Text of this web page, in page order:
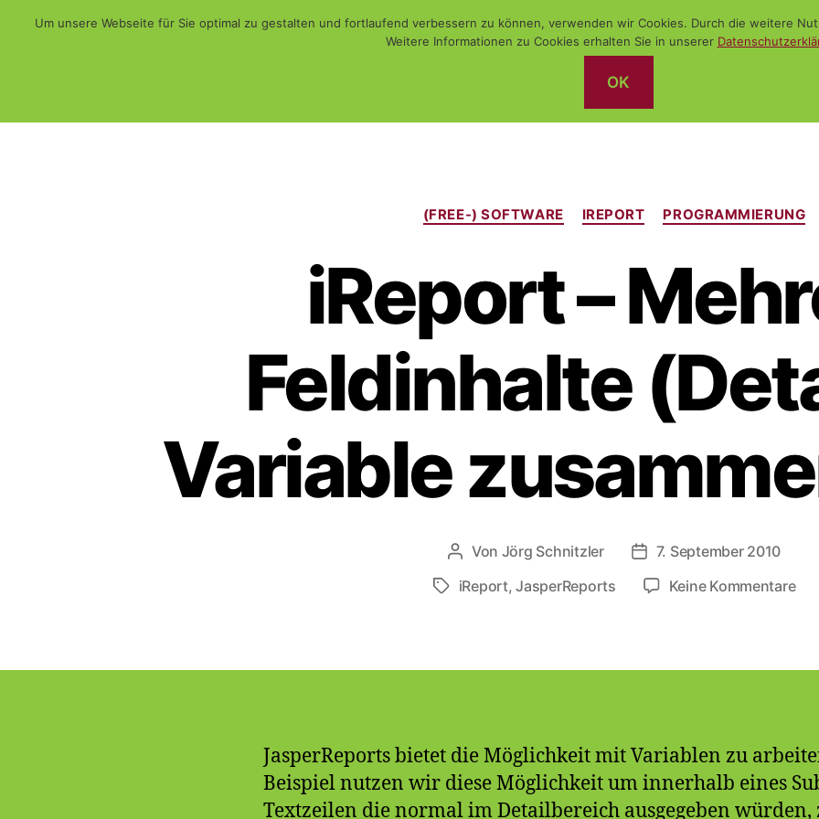
Kategorien
(FREE-) SOFTWARE IREPORT PROGRAMMIERUNG
iReport –
Feldinhalte
Variable
Beitragsautor
Von Jörg Schnitzler Veröffentlichungsdatum
7. September 2010
Schlagwörter
iReport,JasperReports Keine Kommentarezu
JasperReports bietet die Möglichkeit mit Variablen zu
Beispiel nutzen wir diese Möglichkeit um innerhalb eines
Textzeilen die normal im Detailbereich ausgegeben würden,
Um unsere Webseite für Sie optimal zu gestalten und fortlaufend verbessern zu können, verwenden wir Cookies. Durch die weitere
Weitere Informationen zu Cookies erhalten Sie in unserer
OK